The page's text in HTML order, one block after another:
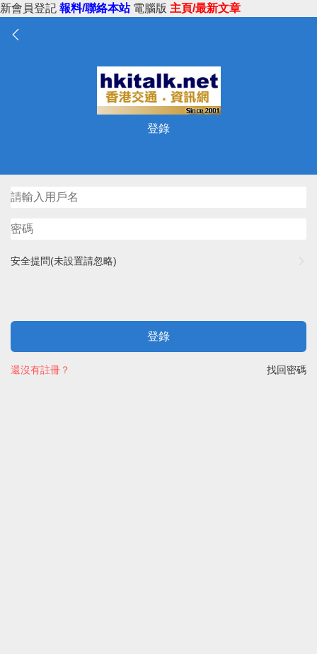
新會員登記 報料/聯絡本站 電腦版 主頁/最新文章
登錄
安全提問(未設置請忽略)
登錄
找回密碼
還沒有註冊？